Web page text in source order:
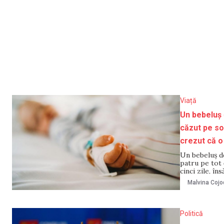
Viață
Un
căzut pe
crezut că
Un bebeluș
patru pe tot
cinci zile,
noaptea.
Malvina
Politică